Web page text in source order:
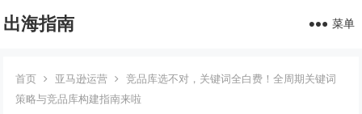
出海指南 菜单
首页 亚马逊运营
竞品库选不对，关键词全白费！全周期关键词
策略与竞品库构建指南来啦